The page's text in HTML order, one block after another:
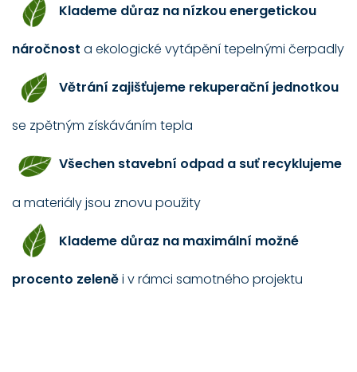
Klademe důraz na nízkou energetickou
náročnost a ekologické vytápění tepelnými čerpadly
Větrání zajišťujeme rekuperační jednotkou
se zpětným získáváním tepla
Všechen stavební odpad a suť recyklujeme
a materiály jsou znovu použity
Klademe důraz na maximální možné
procento zeleněi v rámci samotného projektu